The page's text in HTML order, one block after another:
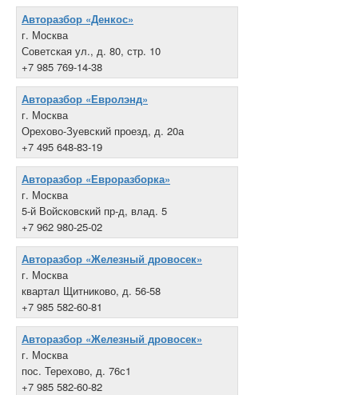
Авторазбор «Денкос»
г. Москва
Советская ул., д. 80, стр. 10
+7 985 769-14-38
Авторазбор «Евролэнд»
г. Москва
Орехово-Зуевский проезд, д. 20а
+7 495 648-83-19
Авторазбор «Евроразборка»
г. Москва
5-й Войсковский пр-д, влад. 5
+7 962 980-25-02
Авторазбор «Железный дровосек»
г. Москва
квартал Щитниково, д. 56-58
+7 985 582-60-81
Авторазбор «Железный дровосек»
г. Москва
пос. Терехово, д. 76с1
+7 985 582-60-82